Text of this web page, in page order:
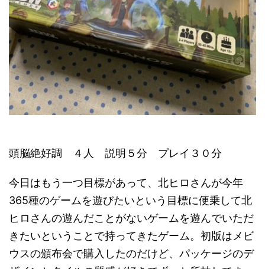
頭脳絶好調 ４人 説明５分 プレイ３０分
今日はもう一つ目標があって、北ヒロさんが今年
365種のゲームを遊びたいという目標に便乗して北
ヒロさんの遊んだことがないゲームを遊んでいただ
きたいということで持ってきたゲーム。初版はメビ
ウスの頒布会で購入したのだけど、パッケージのデ